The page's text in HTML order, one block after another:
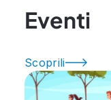
Eventi
Scoprili